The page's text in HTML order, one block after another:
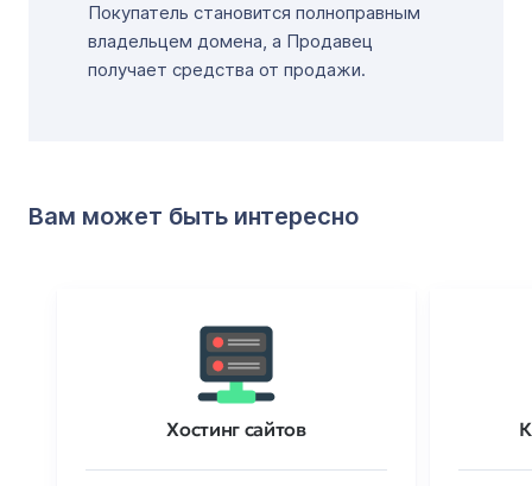
Покупатель становится полноправным
владельцем домена, а Продавец
получает средства от продажи.
Вам может быть интересно
Хостинг сайтов